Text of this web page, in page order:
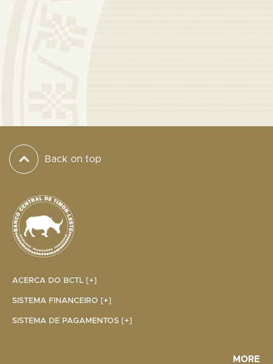
Back on top
ACERCA DO BCTL [+]
SISTEMA FINANCEIRO [+]
SISTEMA DE PAGAMENTOS [+]
MORE